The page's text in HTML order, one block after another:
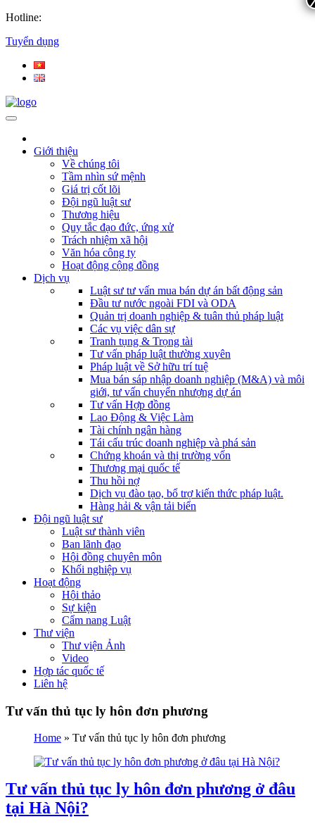
Hotline:
Tuyển dụng
Giới thiệu
Về chúng tôi
Tầm nhìn sứ mệnh
Giá trị cốt lõi
Đội ngũ luật sư
Thương hiệu
Quy tắc đạo đức, ứng xử
Trách nhiệm xã hội
Văn hóa công ty
Hoạt động cộng đồng
Dịch vụ
Luật sư tư vấn mua bán dự án bất động sản
Đầu tư nước ngoài FDI và ODA
Quản trị doanh nghiệp & tuân thủ pháp luật
Các vụ việc dân sự
Tranh tụng & Trọng tài
Tư vấn pháp luật thường xuyên
Pháp luật về Sở hữu trí tuệ
Mua bán sáp nhập doanh nghiệp (M&A) và môi
giới, tư vấn chuyển nhượng dự án
Tư vấn Hợp đồng
Lao Động & Việc Làm
Tài chính ngân hàng
Tái cấu trúc doanh nghiệp và phá sản
Chứng khoán và thị trường vốn
Thương mại quốc tế
Thu hồi nợ
Dịch vụ đào tạo, bổ trợ kiến thức pháp luật.
Hàng hải & vận tải biển
Đội ngũ luật sư
Luật sư thành viên
Ban lãnh đạo
Hội đồng chuyên môn
Khối nghiệp vụ
Hoạt động
Hội thảo
Sự kiện
Cẩm nang Luật
Thư viện
Thư viện Ảnh
Video
Hợp tác quốc tế
Liên hệ
Tư vấn thủ tục ly hôn đơn phương
Home » Tư vấn thủ tục ly hôn đơn phương
Tư vấn thủ tục ly hôn đơn phương ở đâu
tại Hà Nội?